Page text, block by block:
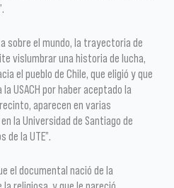
sobre el mundo, la trayectoria de
vislumbrar una historia de lucha,
el pueblo de Chile, que eligió y que
USACH por haber aceptado la
aparecen en varias
la Universidad de Santiago de
de la UTE”.
el documental nació de la